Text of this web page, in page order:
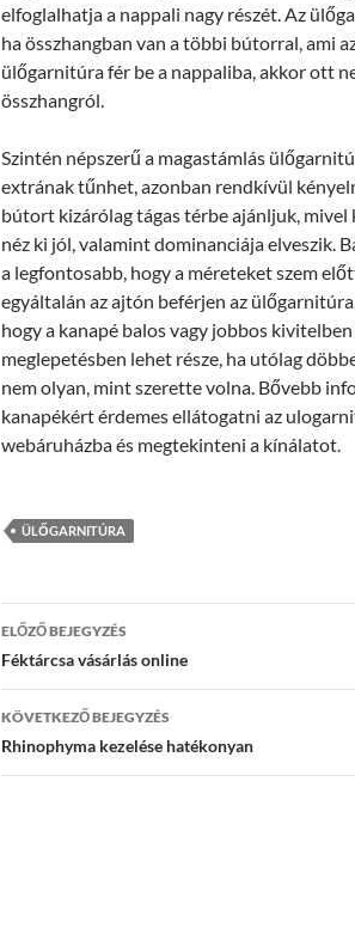
elfoglalhatja a nappali nagy részét. Az
ha összhangban van a többi bútorral, ami
ülőgarnitúra fér be a nappaliba, akkor ott
összhangról.
Szintén népszerű a magastámlás
extrának tűnhet, azonban rendkívül
bútort kizárólag tágas térbe ajánljuk, mivel
néz ki jól, valamint dominanciája elveszik.
a legfontosabb, hogy a méreteket szem
egyáltalán az ajtón beférjen az
hogy a kanapé balos vagy jobbos
meglepetésben lehet része, ha utólag
nem olyan, mint szerette volna. Bővebb
kanapékért érdemes ellátogatni az
webáruházba és megtekinteni a kínálatot.
ÜLŐGARNITÚRA
Bejegyzés
navigáció
ELŐZŐ BEJEGYZÉS
Féktárcsa vásárlás online
KÖVETKEZŐ BEJEGYZÉS
Rhinophyma kezelése hatékonyan